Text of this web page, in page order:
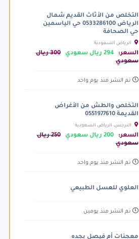
التخلص من الأثاث القديم شمال
الرياض 0533286100 حي الياسمين
حي الصحافة
السعر: 294 ريال سعودي
300 ريال
سعودي
تم النشر منذ يوم واحد
التخلص والطش من الأغراض
القديمة 0551977610
السعر: 200 ريال سعودي
250 ريال
سعودي
تم النشر منذ يوم واحد
العلوي للعسل الطبيعي
تم النشر منذ يومين
معجنات أم فيصل بجده